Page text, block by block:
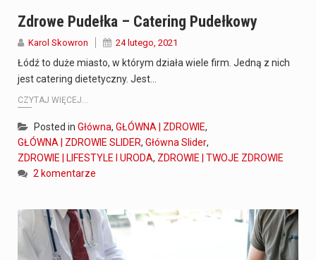
Zdrowe Pudełka – Catering Pudełkowy
Karol Skowron 24 lutego, 2021
Łódź to duże miasto, w którym działa wiele firm. Jedną z nich
jest catering dietetyczny. Jest…
CZYTAJ WIĘCEJ...
Posted in Główna, GŁÓWNA | ZDROWIE,
GŁÓWNA | ZDROWIE SLIDER, Główna Slider,
ZDROWIE | LIFESTYLE I URODA, ZDROWIE | TWOJE ZDROWIE
2 komentarze